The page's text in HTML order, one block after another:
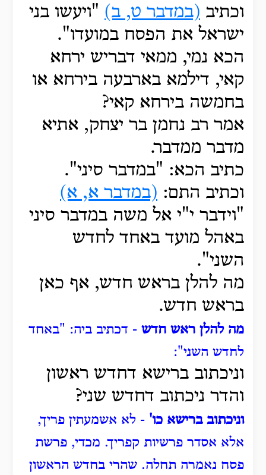
וכתיב (במדבר ט, ב) "ויעשו בני
ישראל את הפסח במועדו".
הכא נמי, ממאי דבריש ירחא
קאי, דילמא בארבעה בירחא או
בחמשה בירחא קאי?
אמר רב נחמן בר יצחק, אתיא
מדבר ממדבר.
כתיב הכא: "במדבר סיני".
וכתיב התם: (במדבר א, א)
"וידבר י"י אל משה במדבר סיני
באהל מועד באחד לחדש
השני".
מה להלן בראש חדש, אף כאן
בראש חדש.
מה להלן ראש חדש - דכתיב ביה: "באחד
לחדש השני":
וניכתוב ברישא דחדש ראשון
והדר ניכתוב דחדש שני?
וניכתוב ברישא כו' - לא אשמעתין פריך,
אלא אסדר פרשיות קפריך. מכדי, פרשת
פסח נאמרה תחלה. שהרי בחדש הראשון